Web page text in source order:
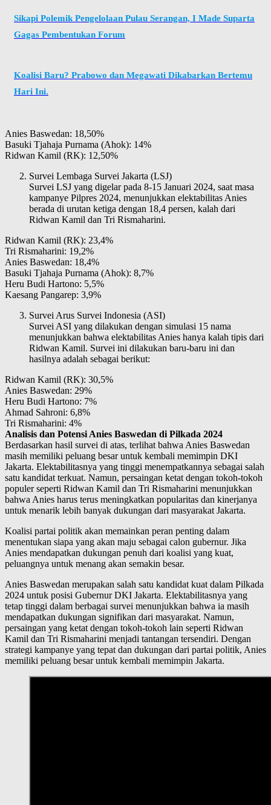
Sikapi Polemik Pengelolaan Pulau Serangan, I Made Suparta
Gagas Pembentukan Forum
Koalisi Baru? Prabowo dan Megawati Dikabarkan Bertemu
Hari Ini.
Anies Baswedan: 18,50%
Basuki Tjahaja Purnama (Ahok): 14%
Ridwan Kamil (RK): 12,50%
Survei Lembaga Survei Jakarta (LSJ)
Survei LSJ yang digelar pada 8-15 Januari 2024, saat masa
kampanye Pilpres 2024, menunjukkan elektabilitas Anies
berada di urutan ketiga dengan 18,4 persen, kalah dari
Ridwan Kamil dan Tri Rismaharini.
Ridwan Kamil (RK): 23,4%
Tri Rismaharini: 19,2%
Anies Baswedan: 18,4%
Basuki Tjahaja Purnama (Ahok): 8,7%
Heru Budi Hartono: 5,5%
Kaesang Pangarep: 3,9%
Survei Arus Survei Indonesia (ASI)
Survei ASI yang dilakukan dengan simulasi 15 nama
menunjukkan bahwa elektabilitas Anies hanya kalah tipis dari
Ridwan Kamil. Survei ini dilakukan baru-baru ini dan
hasilnya adalah sebagai berikut:
Ridwan Kamil (RK): 30,5%
Anies Baswedan: 29%
Heru Budi Hartono: 7%
Ahmad Sahroni: 6,8%
Tri Rismaharini: 4%
Analisis dan Potensi Anies Baswedan di Pilkada 2024
Berdasarkan hasil survei di atas, terlihat bahwa Anies Baswedan
masih memiliki peluang besar untuk kembali memimpin DKI
Jakarta. Elektabilitasnya yang tinggi menempatkannya sebagai salah
satu kandidat terkuat. Namun, persaingan ketat dengan tokoh-tokoh
populer seperti Ridwan Kamil dan Tri Rismaharini menunjukkan
bahwa Anies harus terus meningkatkan popularitas dan kinerjanya
untuk menarik lebih banyak dukungan dari masyarakat Jakarta.
Koalisi partai politik akan memainkan peran penting dalam
menentukan siapa yang akan maju sebagai calon gubernur. Jika
Anies mendapatkan dukungan penuh dari koalisi yang kuat,
peluangnya untuk menang akan semakin besar.
Anies Baswedan merupakan salah satu kandidat kuat dalam Pilkada
2024 untuk posisi Gubernur DKI Jakarta. Elektabilitasnya yang
tetap tinggi dalam berbagai survei menunjukkan bahwa ia masih
mendapatkan dukungan signifikan dari masyarakat. Namun,
persaingan yang ketat dengan tokoh-tokoh lain seperti Ridwan
Kamil dan Tri Rismaharini menjadi tantangan tersendiri. Dengan
strategi kampanye yang tepat dan dukungan dari partai politik, Anies
memiliki peluang besar untuk kembali memimpin Jakarta.